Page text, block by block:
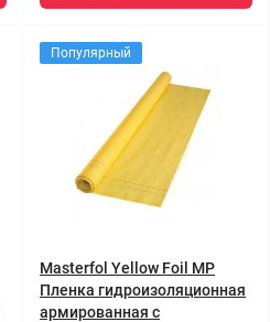
Популярный
Masterfol Yellow Foil MP
Пленка гидроизоляционная
армированная с